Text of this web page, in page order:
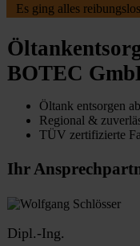
BOTEC
Öltank entsorgen
Regional &
TÜV zertifizierte
Ihr
Dipl.-Ing.